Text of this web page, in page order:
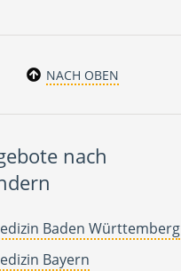
NACH OBEN
nach
Baden Württemberg
Bayern